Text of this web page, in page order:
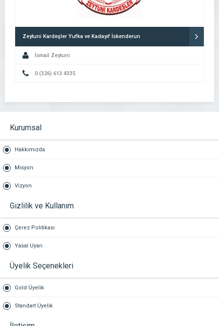
Zeytuni Kardeşler Yufka ve Kadayıf İskenderun
İsmail Zeytuni
0 (326) 613 4335
Kurumsal
Hakkımızda
Misyon
Vizyon
Gizlilik ve Kullanım
Çerez Politikası
Yasal Uyarı
Üyelik Seçenekleri
Gold Üyelik
Standart Üyelik